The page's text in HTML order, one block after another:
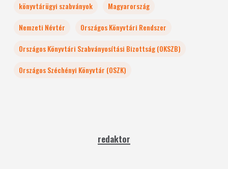
könyvtárügyi szabványok
Magyarország
Nemzeti Névtér
Országos Könyvtári Rendszer
Országos Könyvtári Szabványosítási Bizottság (OKSZB)
Országos Széchényi Könyvtár (OSZK)
redaktor